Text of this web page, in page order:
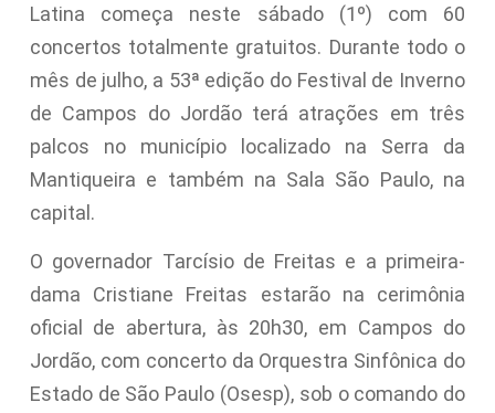
Latina começa neste sábado (1º) com 60
concertos totalmente gratuitos. Durante todo o
mês de julho, a 53ª edição do Festival de Inverno
de Campos do Jordão terá atrações em três
palcos no município localizado na Serra da
Mantiqueira e também na Sala São Paulo, na
capital.
O governador Tarcísio de Freitas e a primeira-
dama Cristiane Freitas estarão na cerimônia
oficial de abertura, às 20h30, em Campos do
Jordão, com concerto da Orquestra Sinfônica do
Estado de São Paulo (Osesp), sob o comando do